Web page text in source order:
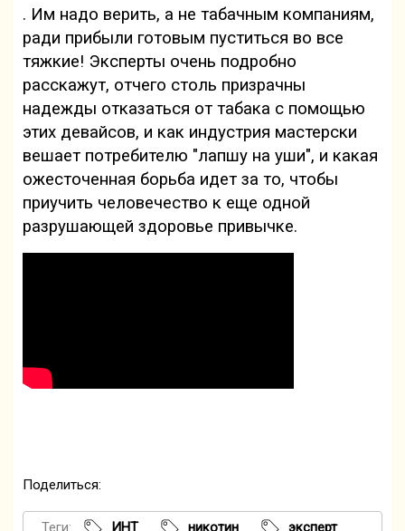
. Им надо верить, а не табачным компаниям,
ради прибыли готовым пуститься во все
тяжкие! Эксперты очень подробно
расскажут, отчего столь призрачны
надежды отказаться от табака с помощью
этих девайсов, и как индустрия мастерски
вешает потребителю "лапшу на уши", и какая
ожесточенная борьба идет за то, чтобы
приучить человечество к еще одной
разрушающей здоровье привычке.
Поделиться:
Теги: ИНТ никотин эксперт